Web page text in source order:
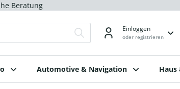
Beratung
Einloggen
oder registrieren
Automotive & Navigation Haus